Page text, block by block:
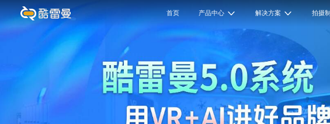
首页 产品中心 解决方案 拍摄